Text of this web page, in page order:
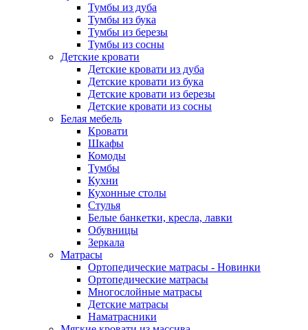
Тумбы из дуба
Тумбы из бука
Тумбы из березы
Тумбы из сосны
Детские кровати
Детские кровати из дуба
Детские кровати из бука
Детские кровати из березы
Детские кровати из сосны
Белая мебель
Кровати
Шкафы
Комоды
Тумбы
Кухни
Кухонные столы
Стулья
Белые банкетки, кресла, лавки
Обувницы
Зеркала
Матрасы
Ортопедические матрасы - Новинки
Ортопедические матрасы
Многослойные матрасы
Детские матрасы
Наматрасники